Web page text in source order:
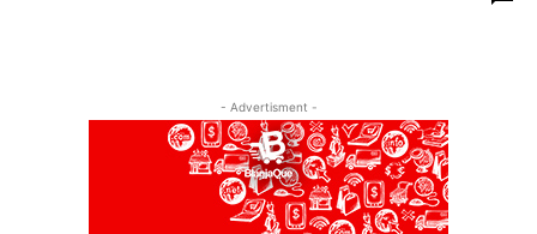
- Advertisment -